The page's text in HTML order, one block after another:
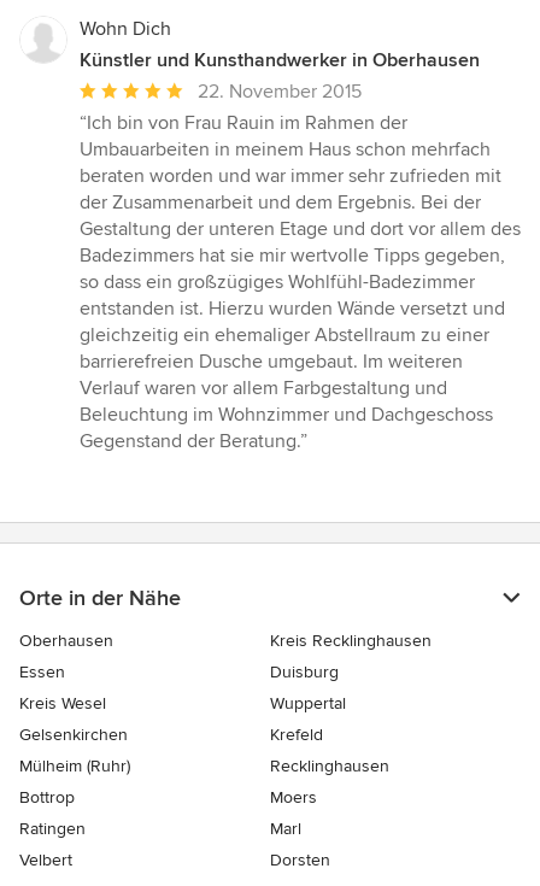
Wohn Dich
Künstler und Kunsthandwerker in Oberhausen
Durchschnittliche
Bewertung:
5
von
5
Sternen
22. November 2015
“Ich bin von Frau Rauin im Rahmen der
Umbauarbeiten in meinem Haus schon mehrfach
beraten worden und war immer sehr zufrieden mit
der Zusammenarbeit und dem Ergebnis. Bei der
Gestaltung der unteren Etage und dort vor allem des
Badezimmers hat sie mir wertvolle Tipps gegeben,
so dass ein großzügiges Wohlfühl-Badezimmer
entstanden ist. Hierzu wurden Wände versetzt und
gleichzeitig ein ehemaliger Abstellraum zu einer
barrierefreien Dusche umgebaut. Im weiteren
Verlauf waren vor allem Farbgestaltung und
Beleuchtung im Wohnzimmer und Dachgeschoss
Gegenstand der Beratung.”
Orte in der Nähe
Oberhausen
Kreis Recklinghausen
Essen
Duisburg
Kreis Wesel
Wuppertal
Gelsenkirchen
Krefeld
Mülheim (Ruhr)
Recklinghausen
Bottrop
Moers
Ratingen
Marl
Velbert
Dorsten